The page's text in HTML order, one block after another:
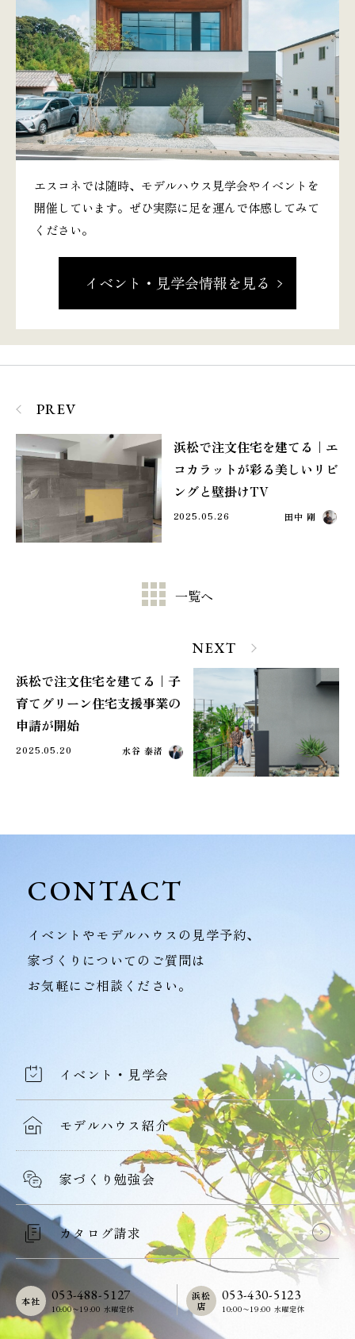
エスコネでは随時、モデルハウス見学会やイベントを
開催しています。ぜひ実際に足を運んで体感してみて
ください。
イベント・見学会情報を見る
PREV
浜松で注文住宅を建てる｜エ
コカラットが彩る美しいリビ
ングと壁掛けTV
2025.05.26 田中 剛
一覧へ
NEXT
浜松で注文住宅を建てる｜子
育てグリーン住宅支援事業の
申請が開始
2025.05.20 水谷 泰渚
CONTACT
イベントやモデルハウスの見学予約、
家づくりについてのご質問は
お気軽にご相談ください。
イベント・見学会
モデルハウス紹介
家づくり勉強会
カタログ請求
053-488-5127
10:00〜19:00 水曜定休
本社 053-430-5123
10:00〜19:00 水曜定休
浜松
店